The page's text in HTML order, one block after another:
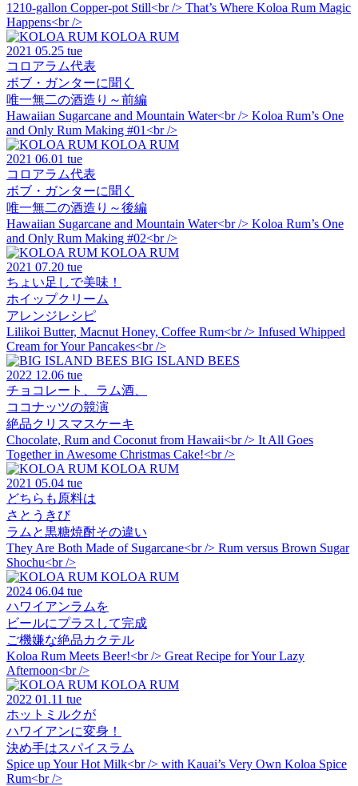
1210-gallon Copper-pot Still<br /> That’s Where Koloa Rum Magic
Happens<br />
KOLOA RUM
2021 05.25 tue
コロアラム代表
ボブ・ガンターに聞く
唯一無二の酒造り～前編
Hawaiian Sugarcane and Mountain Water<br /> Koloa Rum’s One
and Only Rum Making #01<br />
KOLOA RUM
2021 06.01 tue
コロアラム代表
ボブ・ガンターに聞く
唯一無二の酒造り～後編
Hawaiian Sugarcane and Mountain Water<br /> Koloa Rum’s One
and Only Rum Making #02<br />
KOLOA RUM
2021 07.20 tue
ちょい足しで美味！
ホイップクリーム
アレンジレシピ
Lilikoi Butter, Macnut Honey, Coffee Rum<br /> Infused Whipped
Cream for Your Pancakes<br />
BIG ISLAND BEES
2022 12.06 tue
チョコレート、ラム酒、
ココナッツの競演
絶品クリスマスケーキ
Chocolate, Rum and Coconut from Hawaii<br /> It All Goes
Together in Awesome Christmas Cake!<br />
KOLOA RUM
2021 05.04 tue
どちらも原料は
さとうきび
ラムと黒糖焼酎その違い
They Are Both Made of Sugarcane<br /> Rum versus Brown Sugar
Shochu<br />
KOLOA RUM
2024 06.04 tue
ハワイアンラムを
ビールにプラスして完成
ご機嫌な絶品カクテル
Koloa Rum Meets Beer!<br /> Great Recipe for Your Lazy
Afternoon<br />
KOLOA RUM
2022 01.11 tue
ホットミルクが
ハワイアンに変身！
決め手はスパイスラム
Spice up Your Hot Milk<br /> with Kauai’s Very Own Koloa Spice
Rum<br />